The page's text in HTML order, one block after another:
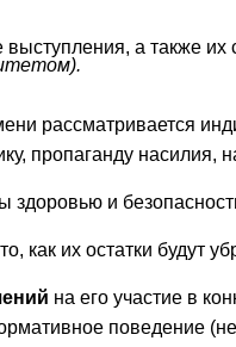
а также
рассматривается
пропаганду насилия,
и
их остатки будут
на его участие в
поведение